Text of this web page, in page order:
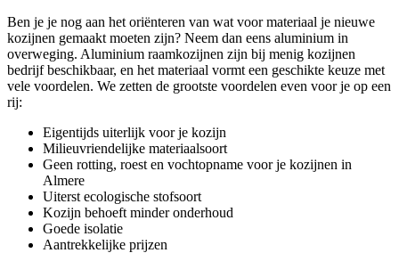
Ben je je nog aan het oriënteren van wat voor materiaal je nieuwe
kozijnen gemaakt moeten zijn? Neem dan eens aluminium in
overweging. Aluminium raamkozijnen zijn bij menig kozijnen
bedrijf beschikbaar, en het materiaal vormt een geschikte keuze met
vele voordelen. We zetten de grootste voordelen even voor je op een
rij:
Eigentijds uiterlijk voor je kozijn
Milieuvriendelijke materiaalsoort
Geen rotting, roest en vochtopname voor je kozijnen in
Almere
Uiterst ecologische stofsoort
Kozijn behoeft minder onderhoud
Goede isolatie
Aantrekkelijke prijzen